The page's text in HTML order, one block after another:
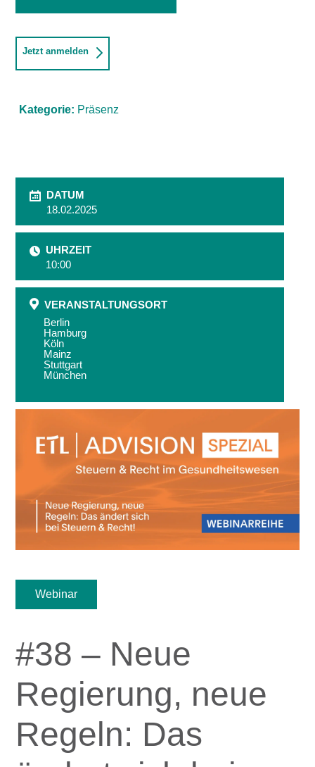
Jetzt anmelden
Kategorie: Präsenz
DATUM
18.02.2025
UHRZEIT
10:00
VERANSTALTUNGSORT
Berlin
Hamburg
Köln
Mainz
Stuttgart
München
Webinar
#38 – Neue
Regierung, neue
Regeln: Das